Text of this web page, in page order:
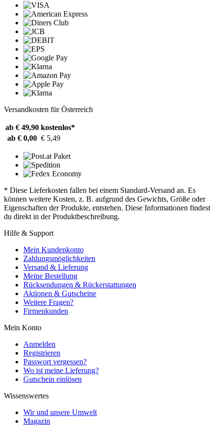
Versandkosten für Österreich
ab € 49,90 kostenlos*
ab € 0,00 € 5,49
* Diese Lieferkosten fallen bei einem Standard-Versand an. Es
können weitere Kosten, z. B. aufgrund des Gewichts, Größe oder
Eigenschaften der Produkte, entstehen. Diese Informationen findest
du direkt in der Produktbeschreibung.
Hilfe & Support
Mein Kundenkonto
Zahlungsmöglichkeiten
Versand & Lieferung
Meine Bestellung
Rücksendungen & Rückerstattungen
Aktionen & Gutscheine
Weitere Fragen?
Firmenkunden
Mein Konto
Anmelden
Registrieren
Passwort vergessen?
Wo ist meine Lieferung?
Gutschein einlösen
Wissenswertes
Wir und unsere Umwelt
Magazin